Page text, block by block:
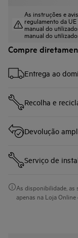
As instruções e
regulamento da
manual do
manual do
Compre
Entrega ao
Recolha e
Devolução
Serviço de
As disponibilidade,
apenas na Loja Online